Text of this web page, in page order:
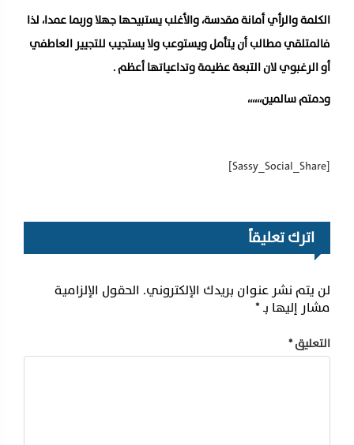
الكلمة والرأي أمانة مقدسة، والأغلب يستبيحها جهلا وربما عمدا، لذا
فالمتلقي مطالب أن يتأمل ويستوعب ولا يستجيب للتجيير العاطفي
أو الرغبوي لان التبعة عظيمة وتداعياتها أعظم .
ودمتم سالمين،،،،،،
[Sassy_Social_Share]
اترك تعليقاً
لن يتم نشر عنوان بريدك الإلكتروني. الحقول الإلزامية
مشار إليها بـ*
التعليق*